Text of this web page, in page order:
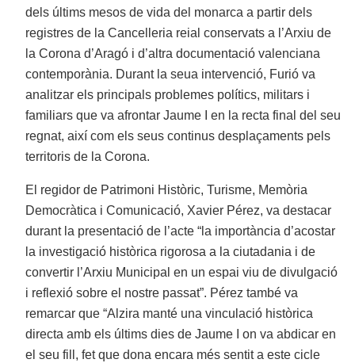
dels últims mesos de vida del monarca a partir dels
registres de la Cancelleria reial conservats a l’Arxiu de
la Corona d’Aragó i d’altra documentació valenciana
contemporània. Durant la seua intervenció, Furió va
analitzar els principals problemes polítics, militars i
familiars que va afrontar Jaume I en la recta final del seu
regnat, així com els seus continus desplaçaments pels
territoris de la Corona.
El regidor de Patrimoni Històric, Turisme, Memòria
Democràtica i Comunicació, Xavier Pérez, va destacar
durant la presentació de l’acte “la importància d’acostar
la investigació històrica rigorosa a la ciutadania i de
convertir l’Arxiu Municipal en un espai viu de divulgació
i reflexió sobre el nostre passat”. Pérez també va
remarcar que “Alzira manté una vinculació històrica
directa amb els últims dies de Jaume I on va abdicar en
el seu fill, fet que dona encara més sentit a este cicle